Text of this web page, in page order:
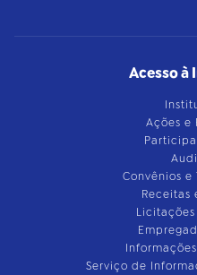
Acesso à
Ações e
Convênios e
Receitas
Serviço de